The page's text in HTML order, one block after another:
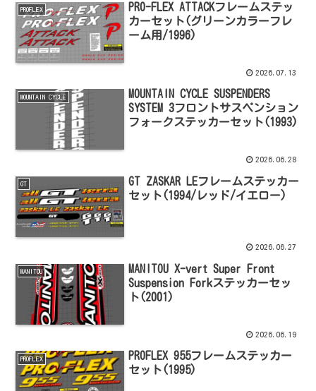
PROFLEX
PRO-FLEX ATTACKフレームステッ
カーセット(グリーンカラーフレ
ーム用/1996)
2026.07.13
MOUNTAIN CYCLE
MOUNTAIN CYCLE SUSPENDERS
SYSTEM 3フロントサスペンション
フォークステッカーセット(1993)
2026.06.28
GT
GT ZASKAR LEフレームステッカー
セット(1994/レッド/イエロー)
2026.06.27
MANITOU
MANITOU X-vert Super Front
Suspension Forkステッカーセッ
ト(2001)
2026.06.19
PROFLEX
PROFLEX 955フレームステッカー
セット(1995)